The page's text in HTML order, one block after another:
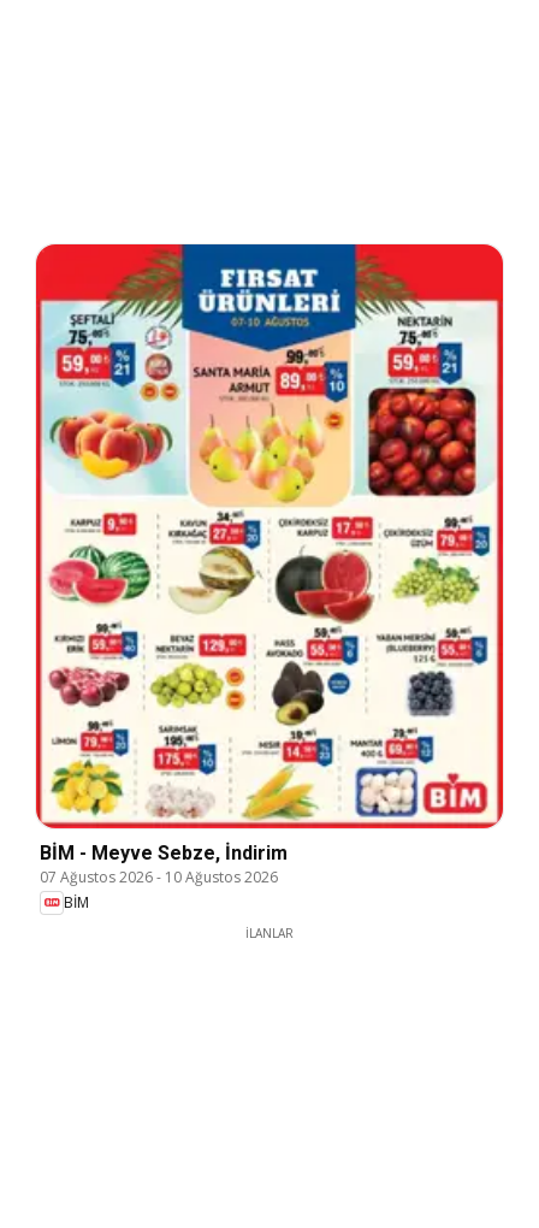
BİM - Meyve Sebze, İndirim
07 Ağustos 2026- 10 Ağustos 2026
BİM
İLANLAR